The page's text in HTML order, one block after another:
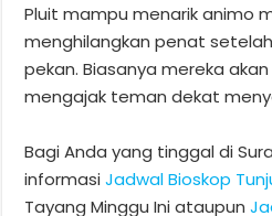
Pluit mampu menarik animo
menghilangkan penat
pekan. Biasanya mereka
mengajak teman dekat
Bagi Anda yang tinggal di
informasiJadwal Bioskop
Tayang Minggu Ini ataupun